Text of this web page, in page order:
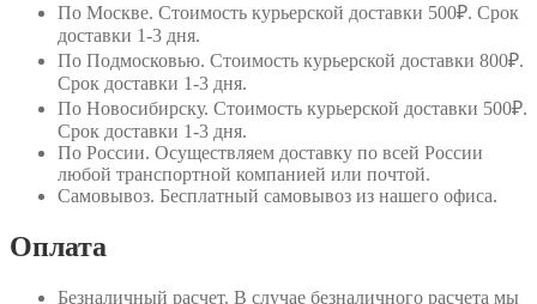
По Москве. Стоимость курьерской доставки 500₽. Срок
доставки 1-3 дня.
По Подмосковью. Стоимость курьерской доставки 800₽.
Срок доставки 1-3 дня.
По Новосибирску. Стоимость курьерской доставки 500₽.
Срок доставки 1-3 дня.
По России. Осуществляем доставку по всей России
любой транспортной компанией или почтой.
Самовывоз. Бесплатный самовывоз из нашего офиса.
Оплата
Безналичный расчет. В случае безналичного расчета мы